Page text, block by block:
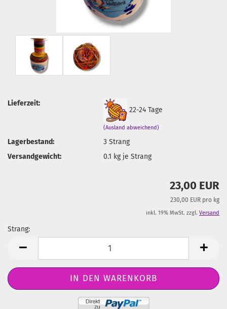
Lieferzeit:
22-24 Tage
(Ausland abweichend)
Lagerbestand: 3Strang
Versandgewicht:
0.1 kg je Strang
23,00 EUR
230,00 EUR pro kg
inkl. 19% MwSt. zzgl. Versand
Strang: